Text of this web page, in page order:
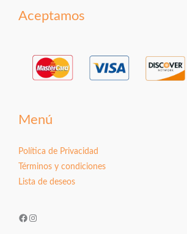
Aceptamos
Menú
Política de Privacidad
Términos y condiciones
Lista de deseos
Facebook
Instagram